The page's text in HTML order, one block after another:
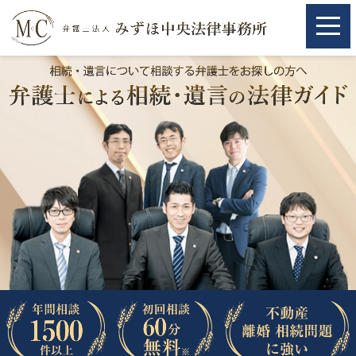
取扱分野
相続・遺言
離婚（夫婦間トラブル）
企業法務
労働問題（解雇，残業等）
刑事弁護
交通事故
取扱分野
相続・遺言
離婚（夫婦間トラブル）
企業法務
労働問題（解雇，残業等）
刑事弁護
交通事故